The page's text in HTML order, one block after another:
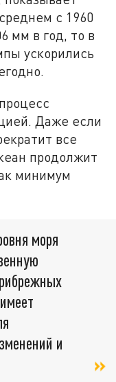
с 1960
мм в год, то в
ускорились
Даже если
все
продолжит
минимум
моря
и